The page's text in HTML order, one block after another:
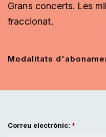
Grans concerts. Les
fraccionat.
Modalitats
Correu electrònic: